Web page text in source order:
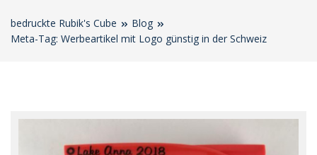
bedruckte Rubik's Cube
Blog
Meta-Tag: Werbeartikel mit Logo günstig in der Schweiz